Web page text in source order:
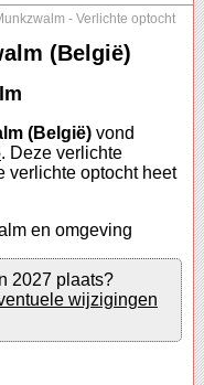
- Verlichte optocht
(België)
(België) vond
. Deze verlichte
verlichte optocht heet
en omgeving
2027 plaats?
wijzigingen